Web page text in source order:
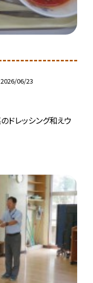
2026/06/23
ドレッシング和えウ